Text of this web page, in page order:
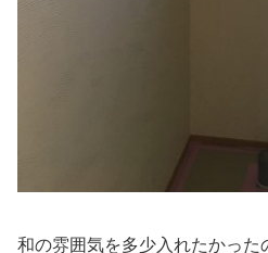
和の雰囲気を多少入れたかった